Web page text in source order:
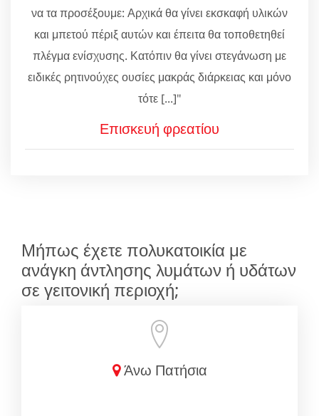
να τα προσέξουμε: Αρχικά θα γίνει εκσκαφή υλικών
και μπετού πέριξ αυτών και έπειτα θα τοποθετηθεί
πλέγμα ενίσχυσης. Κατόπιν θα γίνει στεγάνωση με
ειδικές ρητινούχες ουσίες μακράς διάρκειας και μόνο
τότε [...]"
Επισκευή φρεατίου
Μήπως έχετε πολυκατοικία με
ανάγκη άντλησης λυμάτων ή υδάτων
σε γειτονική περιοχή;
Άνω Πατήσια